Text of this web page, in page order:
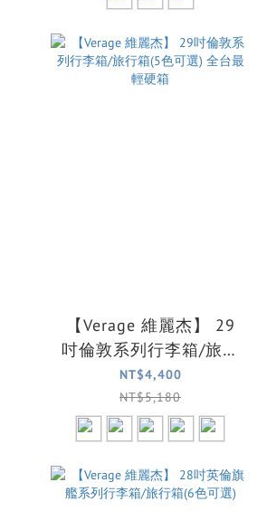
【Verage 維麗杰】 29
吋倫敦系列行李箱/旅行
箱(5色可選) 全台最輕硬
箱
NT$4,400
NT$5,180